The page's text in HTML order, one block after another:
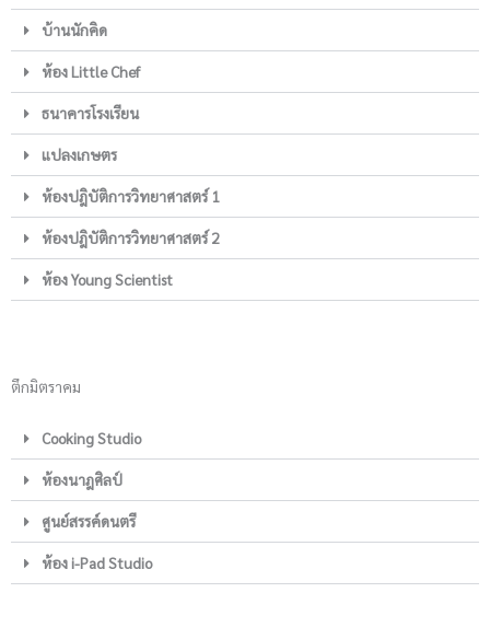
บ้านนักคิด
ห้อง Little Chef
ธนาคารโรงเรียน
แปลงเกษตร
ห้องปฎิบัติการวิทยาศาสตร์ 1
ห้องปฎิบัติการวิทยาศาสตร์ 2
ห้อง Young Scientist
ตึกมิตราคม
Cooking Studio
ห้องนาฎศิลป์
ศูนย์สรรค์ดนตรี
ห้อง i-Pad Studio